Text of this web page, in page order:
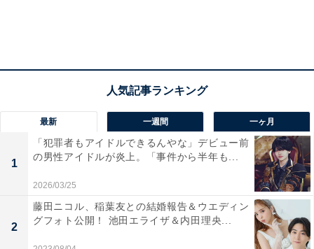
最新 一週間 一ヶ月
1
「犯罪者もアイドルできるんやな」デビュー前
の男性アイドルが炎上。「事件から半年も...
2026/03/25
2
藤田ニコル、稲葉友との結婚報告＆ウエディン
グフォト公開！ 池田エライザ＆内田理央...